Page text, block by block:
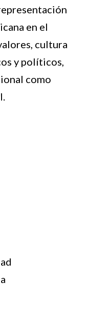
en el
cultura
y políticos,
como